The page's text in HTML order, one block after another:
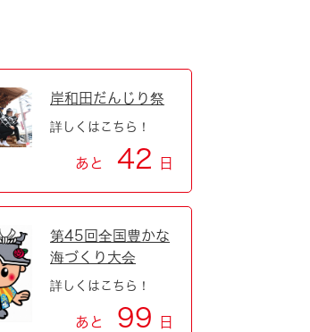
岸和田だんじり祭
詳しくはこちら！
あと 42 日
第45回全国豊かな
海づくり大会
詳しくはこちら！
あと 99 日